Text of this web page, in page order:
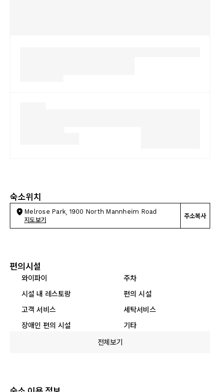
숙소위치
Melrose Park, 1900 North Mannheim Road
지도보기
주소복사
편의시설
와이파이
주차
시설 내 레스토랑
편의 시설
고객 서비스
세탁서비스
장애인 편의 시설
기타
전체보기